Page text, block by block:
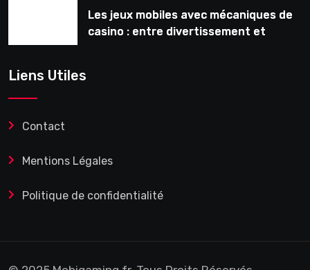
Les jeux mobiles avec mécaniques de
casino : entre divertissement et
Liens Utiles
Contact
Mentions Légales
Politique de confidentialité